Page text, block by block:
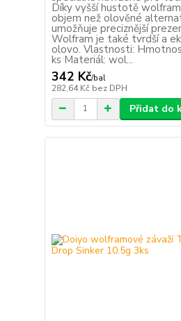
Díky vyšší hustotě
objem než olověné
umožňuje preciznější
Wolfram je také tvrdší a
olovo. Vlastnosti:
ks Materiál: wol...
342 Kč/bal
282,64 Kč bez DPH
Přidat do